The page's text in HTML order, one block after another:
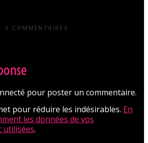
0 COMMENTAIRES
pour poster un commentaire.
pour réduire les indésirables. En
les données de vos
utilisées.